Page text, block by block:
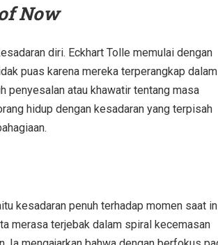
Now
diri. Eckhart Tolle memulai dengan
puas karena mereka terperangkap dalam
penyesalan atau khawatir tentang masa
hidup dengan kesadaran yang terpisah
kesadaran penuh terhadap momen saat
merasa terjebak dalam spiral kecemasan